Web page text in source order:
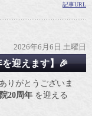
記事URL
2026年6月6日 土曜日
を迎えます】🎉
りがとうございま
20周年 を迎える